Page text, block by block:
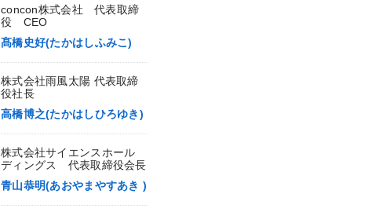
concon株式会社 代表取締
役 CEO
髙橋史好(たかはしふみこ)
株式会社雨風太陽 代表取締
役社長
高橋博之(たかはしひろゆき)
株式会社サイエンスホール
ディングス 代表取締役会長
青山恭明(あおやまやすあき )